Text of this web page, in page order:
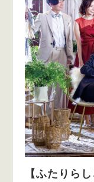
【ふたりら